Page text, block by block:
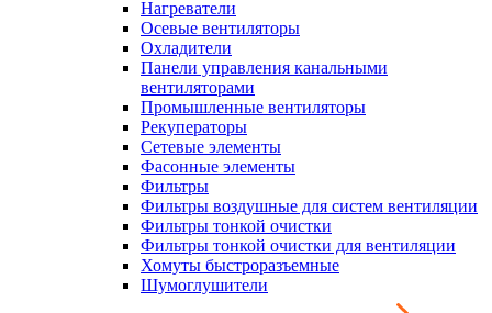
Нагреватели
Осевые вентиляторы
Охладители
Панели управления канальными
вентиляторами
Промышленные вентиляторы
Рекуператоры
Сетевые элементы
Фасонные элементы
Фильтры
Фильтры воздушные для систем вентиляции
Фильтры тонкой очистки
Фильтры тонкой очистки для вентиляции
Хомуты быстроразъемные
Шумоглушители